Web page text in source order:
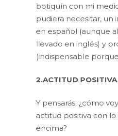
botiquín con mi
pudiera necesitar, un
en español (aunque
llevado en inglés) y
(indispensable
2.ACTITUD POSITIVA
Y pensarás: ¿cómo
actitud positiva con
encima?